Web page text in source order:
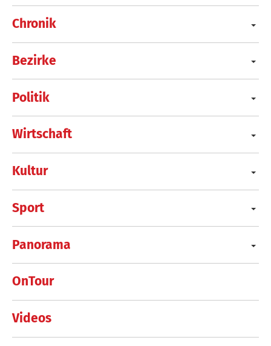
Chronik
Bezirke
Politik
Wirtschaft
Kultur
Sport
Panorama
OnTour
Videos